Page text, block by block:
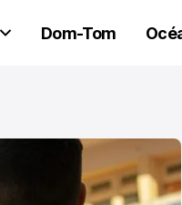
Dom-Tom